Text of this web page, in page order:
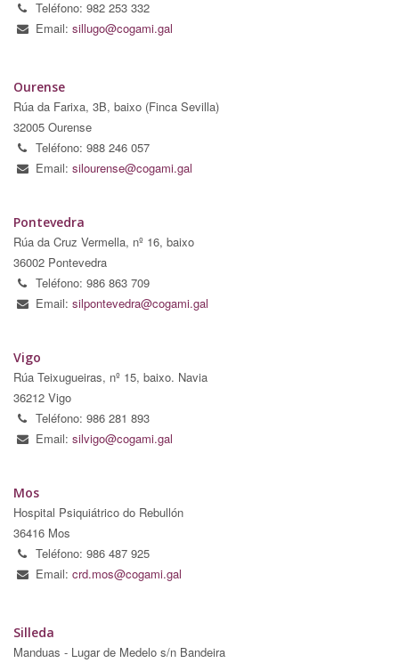
Teléfono: 982 253 332
Email: sillugo@cogami.gal
Ourense
Rúa da Farixa, 3B, baixo (Finca Sevilla)
32005 Ourense
Teléfono: 988 246 057
Email: silourense@cogami.gal
Pontevedra
Rúa da Cruz Vermella, nº 16, baixo
36002 Pontevedra
Teléfono: 986 863 709
Email: silpontevedra@cogami.gal
Vigo
Rúa Teixugueiras, nº 15, baixo. Navia
36212 Vigo
Teléfono: 986 281 893
Email: silvigo@cogami.gal
Mos
Hospital Psiquiátrico do Rebullón
36416 Mos
Teléfono: 986 487 925
Email: crd.mos@cogami.gal
Silleda
Manduas - Lugar de Medelo s/n Bandeira